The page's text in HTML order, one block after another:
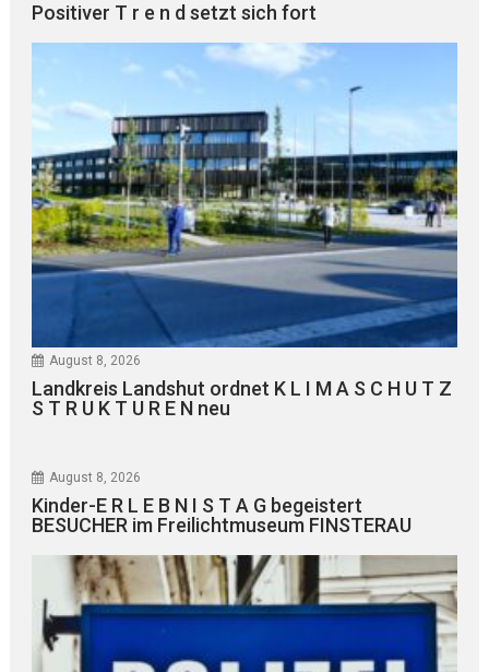
Positiver T r e n d setzt sich fort
August 8, 2026
Landkreis Landshut ordnet K L I M A S C H U T Z
S T R U K T U R E N neu
August 8, 2026
Kinder-E R L E B N I S T A G begeistert
BESUCHER im Freilichtmuseum FINSTERAU